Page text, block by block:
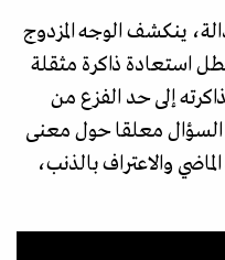
ينكشف الوجه المزدوج
استعادة ذاكرة مثقلة
إلى حد الفزع من
السؤال معلقا حول معنى
والاعتراف بالذنب،